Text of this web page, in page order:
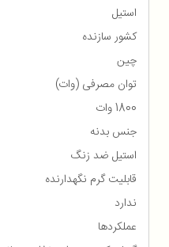
استیل
کشور سازنده
چین
توان مصرفی (وات)
1800 وات
جنس بدنه
استیل ضد زنگ
قابلیت گرم نگهدارنده
ندارد
عملکردها